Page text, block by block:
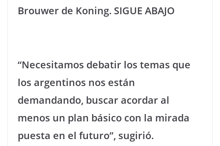
Brouwer de Koning. SIGUE ABAJO
“Necesitamos debatir los temas que
los argentinos nos están
demandando, buscar acordar al
menos un plan básico con la mirada
puesta en el futuro”, sugirió.